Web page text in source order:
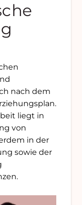
nach dem
liegt in
von
in der
sowie der